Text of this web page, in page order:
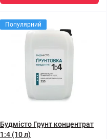
Популярний
Будмісто Грунт концентрат
1:4 (10 л)